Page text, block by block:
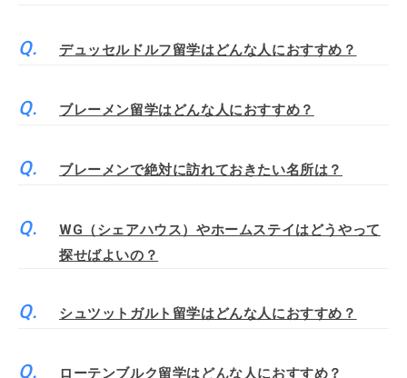
デュッセルドルフ留学はどんな人におすすめ？
ブレーメン留学はどんな人におすすめ？
ブレーメンで絶対に訪れておきたい名所は？
WG（シェアハウス）やホームステイはどうやって
探せばよいの？
シュツットガルト留学はどんな人におすすめ？
ローテンブルク留学はどんな人におすすめ？